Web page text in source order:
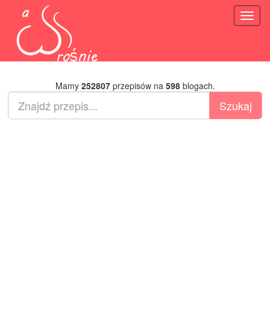
Mamy 252807przepisów na 598blogach.